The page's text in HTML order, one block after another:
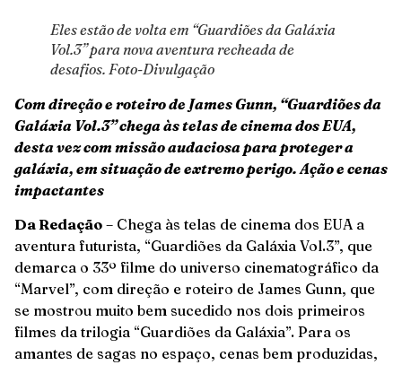
Eles estão de volta em “Guardiões da Galáxia
Vol.3” para nova aventura recheada de
desafios. Foto-Divulgação
Com direção e roteiro de James Gunn, “Guardiões da
Galáxia Vol.3” chega às telas de cinema dos EUA,
desta vez com missão audaciosa para proteger a
galáxia, em situação de extremo perigo. Ação e cenas
impactantes
Da Redação – Chega às telas de cinema dos EUA a
aventura futurista, “Guardiões da Galáxia Vol.3”, que
demarca o 33º filme do universo cinematográfico da
“Marvel”, com direção e roteiro de James Gunn, que
se mostrou muito bem sucedido nos dois primeiros
filmes da trilogia “Guardiões da Galáxia”. Para os
amantes de sagas no espaço, cenas bem produzidas,